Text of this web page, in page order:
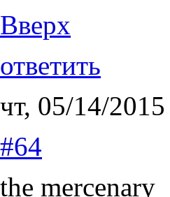
Вверх
ответить
чт, 05/14/
#64
the mercenary